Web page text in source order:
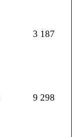
3 187
9 298